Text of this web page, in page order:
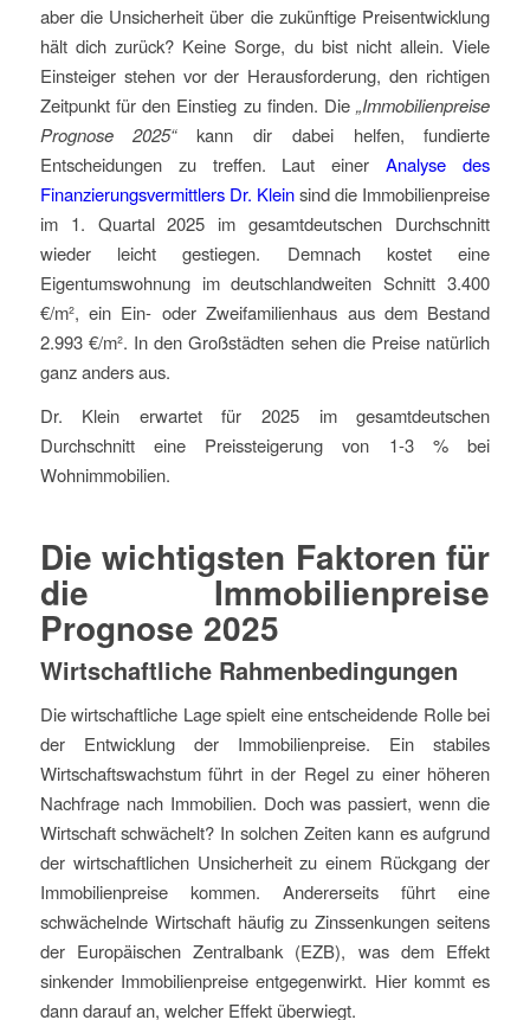
aber die Unsicherheit über die zukünftige Preisentwicklung
hält dich zurück? Keine Sorge, du bist nicht allein. Viele
Einsteiger stehen vor der Herausforderung, den richtigen
Zeitpunkt für den Einstieg zu finden. Die„Immobilienpreise
Prognose 2025“kann dir dabei helfen, fundierte
Entscheidungen zu treffen. Laut einerAnalyse des
Finanzierungsvermittlers Dr. Kleinsind die Immobilienpreise
im 1. Quartal 2025 im gesamtdeutschen Durchschnitt
wieder leicht gestiegen. Demnach kostet eine
Eigentumswohnung im deutschlandweiten Schnitt 3.400
€/m², ein Ein- oder Zweifamilienhaus aus dem Bestand
2.993 €/m². In den Großstädten sehen die Preise natürlich
ganz anders aus.
Dr. Klein erwartet für 2025 im gesamtdeutschen
Durchschnitt eine Preissteigerung von 1-3 % bei
Wohnimmobilien.
Die wichtigsten Faktoren für
die Immobilienpreise
Prognose 2025
Wirtschaftliche Rahmenbedingungen
Die wirtschaftliche Lage spielt eine entscheidende Rolle bei
der Entwicklung der Immobilienpreise. Ein stabiles
Wirtschaftswachstum führt in der Regel zu einer höheren
Nachfrage nach Immobilien. Doch was passiert, wenn die
Wirtschaft schwächelt? In solchen Zeiten kann es aufgrund
der wirtschaftlichen Unsicherheit zu einem Rückgang der
Immobilienpreise kommen. Andererseits führt eine
schwächelnde Wirtschaft häufig zu Zinssenkungen seitens
der Europäischen Zentralbank (EZB), was dem Effekt
sinkender Immobilienpreise entgegenwirkt. Hier kommt es
dann darauf an, welcher Effekt überwiegt.